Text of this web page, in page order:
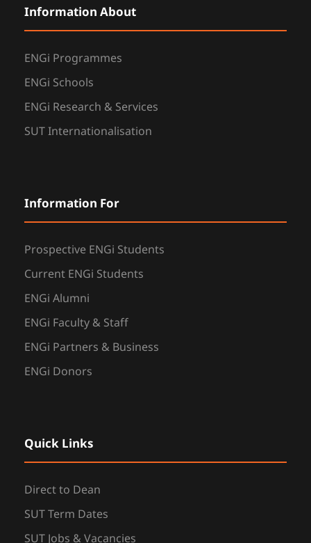
Information About
ENGi Programmes
ENGi Schools
ENGi Research & Services
SUT Internationalisation
Information For
Prospective ENGi Students
Current ENGi Students
ENGi Alumni
ENGi Faculty & Staff
ENGi Partners & Business
ENGi Donors
Quick Links
Direct to Dean
SUT Term Dates
SUT Jobs & Vacancies